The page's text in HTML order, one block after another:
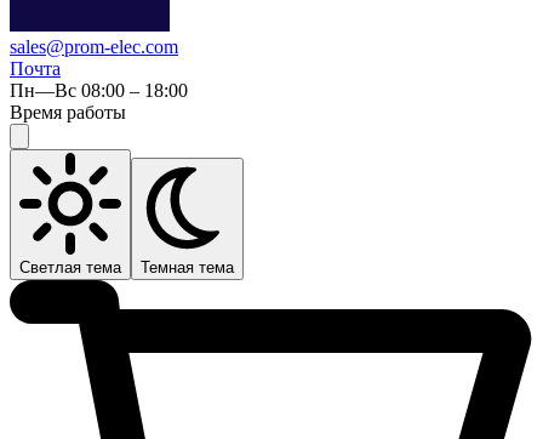
sales@prom-elec.com
Почта
Пн—Вс 08:00 – 18:00
Время работы
Светлая тема Темная тема